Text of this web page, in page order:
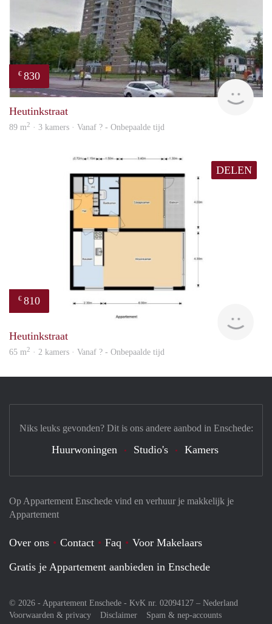
€ 830
Heutinkstraat
89 m2 · 3 kamers · Vanaf ? - Onbepaalde tijd
DELEN
€ 810
Heutinkstraat
65 m2 · 2 kamers · Vanaf ? - Onbepaalde tijd
Op Appartement Enschede vind en verhuur je makkelijk je
Appartement
Over ons Contact Faq
Voor Makelaars
Gratis je Appartement aanbieden in Enschede
© 2026 - Appartement Enschede - KvK nr. 02094127 – Nederland
Voorwaarden & privacy
Disclaimer
Spam & nep-accounts
Niks leuks gevonden? Dit is ons andere aanbod in Enschede:
Huurwoningen Studio's Kamers